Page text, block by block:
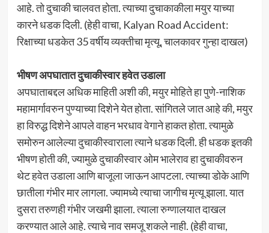
आहे. तो दुचाकी चालवत होता. त्याच्या दुचाकाकीला मयुर याच्या
कारने धडक दिली. (हेही वाचा, Kalyan Road Accident:
रिक्षाच्या धडकेत 35 वर्षीय व्यक्तीचा मृत्यू, चालकावर गुन्हा दाखल)
भीषण अपघातात दुचाकीस्वार हवेत उडाला
अपघाताबद्दल अधिक माहिती अशी की, मयुर मोहिते हा पुणे-नाशिक
महामार्गावरुन पुण्याच्या दिशेने येत होता. सांगितले जात आहे की, मयुर
हा विरुद्ध दिशेने आपले वाहन भरधाव वेगाने हाकत होता. त्यामुळे
समोरुन आलेल्या दुचाकीस्वाराला त्याने धडक दिली. ही धडक इतकी
भीषण होती की, ज्यामुळे दुचाकीस्वार ओम भालेराव हा दुचाकीवरुन
थेट हवेत उडाला आणि बाजूला जाऊन आपटला. त्याच्या डोके आणि
छातीला गंभीर मार लागला. ज्यामध्ये त्याचा जागीच मृत्यू झाला. यात
दुसरा तरुणही गंभीर जखमी झाला. त्याला रुग्णालयात दाखल
करण्यात आले आहे. त्याचे नाव समजू शकले नाही. (हेही वाचा,